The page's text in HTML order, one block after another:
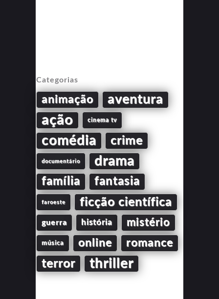
Categorias
animação aventura
ação cinema tv
comédia crime
documentário drama
família fantasia
faroeste ficção científica
guerra história mistério
música online romance
terror thriller